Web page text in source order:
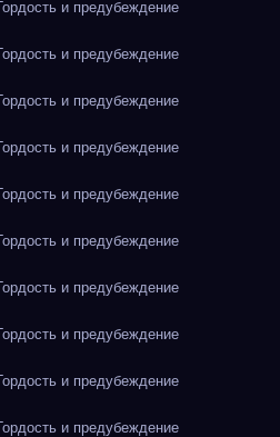
и предубеждение
и предубеждение
и предубеждение
и предубеждение
и предубеждение
и предубеждение
и предубеждение
и предубеждение
и предубеждение
и предубеждение